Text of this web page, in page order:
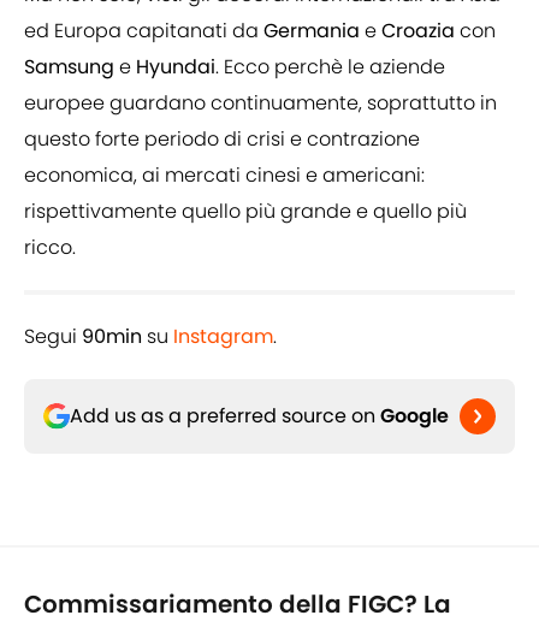
ed Europa capitanati da Germania eCroazia con
Samsung e Hyundai. Ecco perchè le aziende
europee guardano continuamente, soprattutto in
questo forte periodo di crisi e contrazione
economica, ai mercati cinesi e americani:
rispettivamente quello più grande e quello più
ricco.
Segui 90min su Instagram.
Add us as a preferred source on Google
Commissariamento della FIGC? La